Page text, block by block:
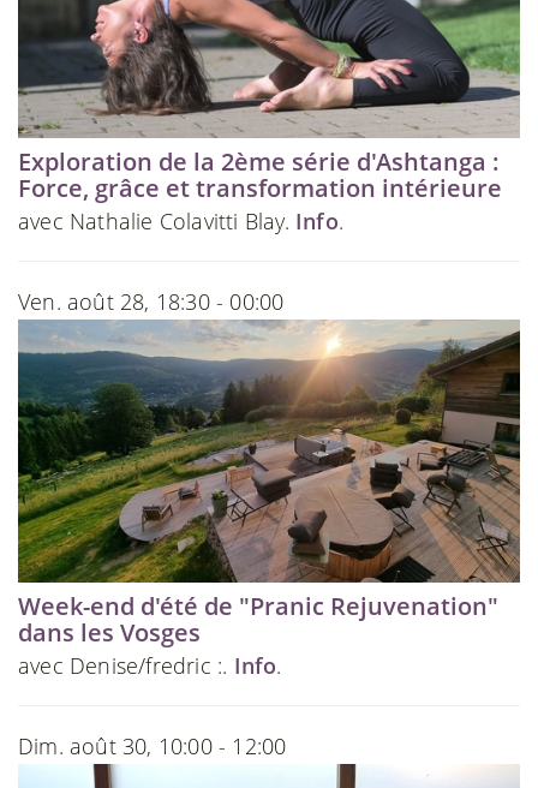
Exploration de la 2ème série d'Ashtanga :
Force, grâce et transformation intérieure
avec Nathalie Colavitti Blay. Info.
Ven. août 28, 18:30 - 00:00
Week-end d'été de "Pranic Rejuvenation"
dans les Vosges
avec Denise/fredric :. Info.
Dim. août 30, 10:00 - 12:00